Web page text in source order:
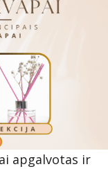
apgalvotas ir